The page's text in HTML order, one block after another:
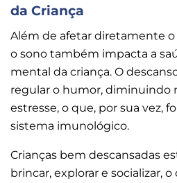
da Criança
Além de afetar diretamente
o sono também impacta a
mental da criança. O
regular o humor, diminuindo
estresse, o que, por sua vez,
sistema imunológico.
Crianças bem descansadas
brincar, explorar e socializar,